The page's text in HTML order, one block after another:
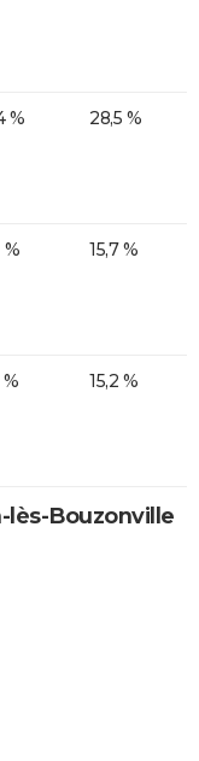
% 28,5 %
% 15,7 %
% 15,2 %
lès-Bouzonville